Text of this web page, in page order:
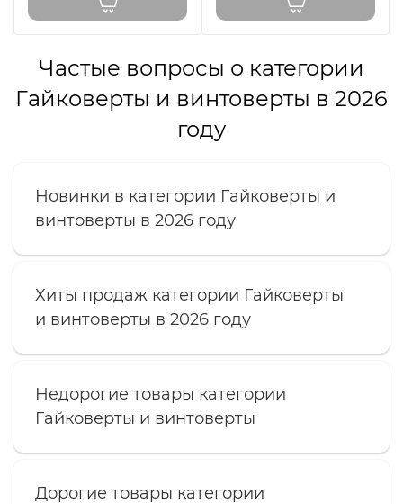
Частые вопросы о категории
Гайковерты и винтоверты в 2026
году
Новинки в категории Гайковерты и
винтоверты в 2026 году
Хиты продаж категории Гайковерты
и винтоверты в 2026 году
Недорогие товары категории
Гайковерты и винтоверты
Дорогие товары категории